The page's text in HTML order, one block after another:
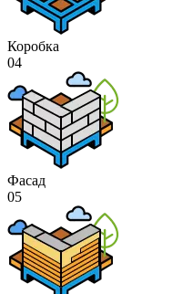
Коробка
04
Фасад
05